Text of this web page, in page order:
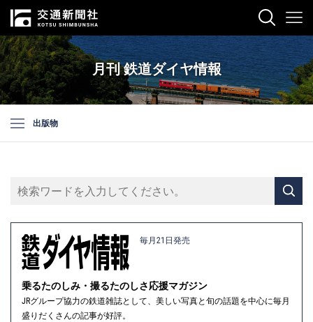
月刊 鉄道ダイヤ情報
出版物
毎月21日発売
乗るたのしみ・撮るたのしさ応援マガジン
JRグループ協力の鉄道雑誌として、美しい写真と旬の話題を中心に毎月
盛りだくさんの記事が好評。